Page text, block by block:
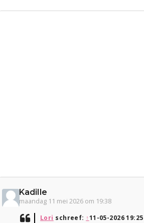
Kadille
maandag 11 mei 2026 om 19:38
Lori schreef: ↑11-05-2026 19:25